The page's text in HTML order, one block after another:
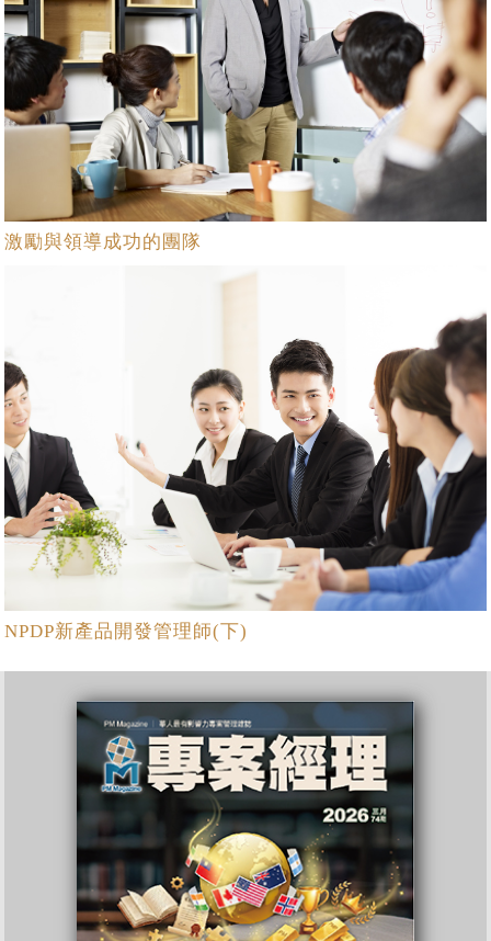
激勵與領導成功的團隊
NPDP新產品開發管理師(下)